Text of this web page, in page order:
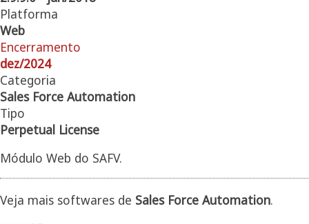
Platforma
Web
Encerramento
dez/2024
Categoria
Sales Force Automation
Tipo
Perpetual License
Módulo Web do SAFV.
Veja mais softwares de Sales Force Automation.